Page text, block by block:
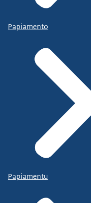
Papiamento
Papiamentu